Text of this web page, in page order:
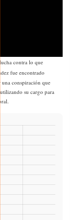
contra lo que
fue encontrado
conspiración que
su cargo para